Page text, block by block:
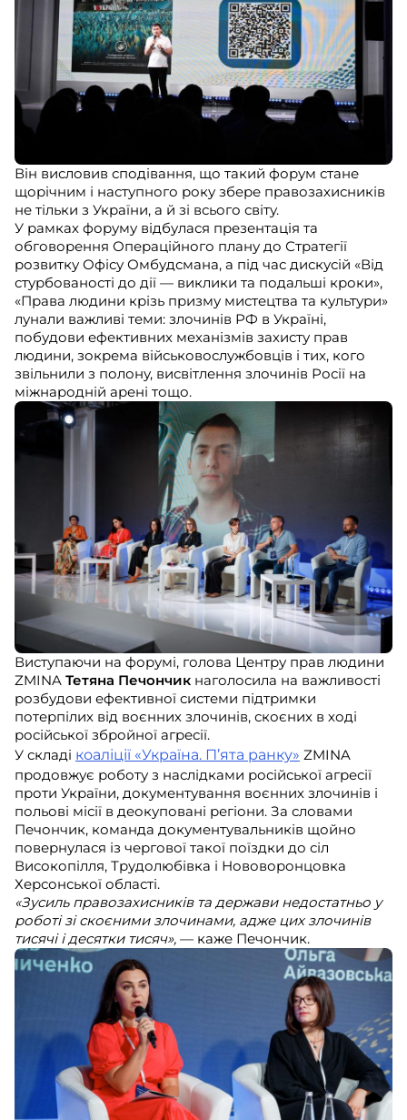
Він висловив сподівання, що такий форум стане
щорічним і наступного року збере правозахисників
не тільки з України, а й зі всього світу.
У рамках форуму відбулася презентація та
обговорення Операційного плану до Стратегії
розвитку Офісу Омбудсмана, а під час дискусій «Від
стурбованості до дії — виклики та подальші кроки»,
«Права людини крізь призму мистецтва та культури»
лунали важливі теми: злочинів РФ в Україні,
побудови ефективних механізмів захисту прав
людини, зокрема військовослужбовців і тих, кого
звільнили з полону, висвітлення злочинів Росії на
міжнародній арені тощо.
Виступаючи на форумі, голова Центру прав людини
ZMINA Тетяна Печончик наголосила на важливості
розбудови ефективної системи підтримки
потерпілих від воєнних злочинів, скоєних в ході
російської збройної агресії.
У складі коаліції «Україна. П’ята ранку» ZMINA
продовжує роботу з наслідками російської агресії
проти України, документування воєнних злочинів і
польові місії в деокуповані регіони. За словами
Печончик, команда документувальників щойно
повернулася із чергової такої поїздки до сіл
Високопілля, Трудолюбівка і Нововоронцовка
Херсонської області.
«Зусиль правозахисників та держави недостатньо у
роботі зі скоєними злочинами, адже цих злочинів
тисячі і десятки тисяч», — каже Печончик.